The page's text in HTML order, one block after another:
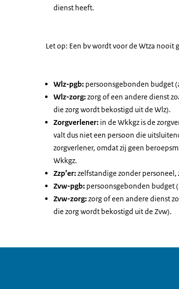
dienst heeft.
Let op: Een bv wordt voor de Wtza nooit
Wlz-pgb: persoonsgebonden budget
Wlz-zorg:zorg of een andere dienst
die zorg wordt bekostigd uit de Wlz).
Zorgverlener: in de Wkkgz is de
valt dus niet een persoon die
zorgverlener, omdat zij geen
Wkkgz.
Zzp’er:zelfstandige zonder personeel,
Zvw-pgb: persoonsgebonden budget
Zvw-zorg:zorg of een andere dienst
die zorg wordt bekostigd uit de Zvw).